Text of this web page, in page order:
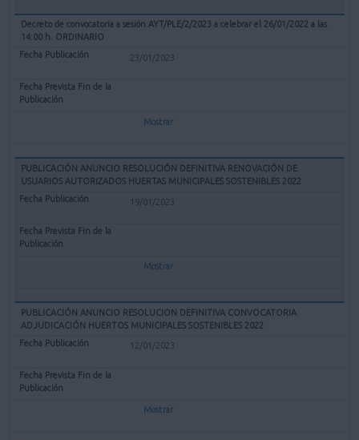
Decreto de convocatoria a sesión AYT/PLE/2/2023 a celebrar el 26/01/2022 a las
14:00 h. ORDINARIO
23/01/2023
Mostrar
PUBLICACIÓN ANUNCIO RESOLUCIÓN DEFINITIVA RENOVACIÓN DE
USUARIOS AUTORIZADOS HUERTAS MUNICIPALES SOSTENIBLES 2022
19/01/2023
Mostrar
PUBLICACIÓN ANUNCIO RESOLUCION DEFINITIVA CONVOCATORIA
ADJUDICACIÓN HUERTOS MUNICIPALES SOSTENIBLES 2022
12/01/2023
Mostrar